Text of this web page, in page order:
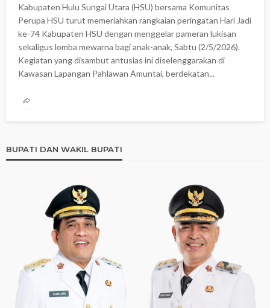
Kabupaten Hulu Sungai Utara (HSU) bersama Komunitas
Perupa HSU turut memeriahkan rangkaian peringatan Hari Jadi
ke-74 Kabupaten HSU dengan menggelar pameran lukisan
sekaligus lomba mewarna bagi anak-anak, Sabtu (2/5/2026). ‎
‎Kegiatan yang disambut antusias ini diselenggarakan di
Kawasan Lapangan Pahlawan Amuntai, berdekatan...
BUPATI DAN WAKIL BUPATI